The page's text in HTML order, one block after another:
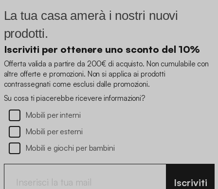
La tua casa amerà i nostri nuovi
prodotti.
Iscriviti per ottenere uno sconto del 10%
Offerta valida a partire da 200€ di acquisto. Non cumulabile con
altre offerte e promozioni. Non si applica ai prodotti
contrassegnati come esclusi dalle promozioni.
Su cosa ti piacerebbe ricevere informazioni?
Mobili per interni
Mobili per esterni
Mobili e giochi per bambini
Iscriviti